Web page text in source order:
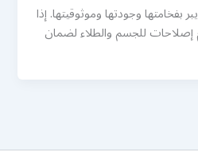
بفخامتها وجودتها وموثوقيتها. إذا
للجسم والطلاء لضمان